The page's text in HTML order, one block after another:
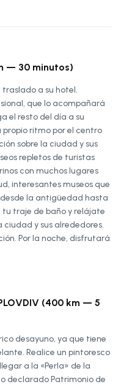
— 30 minutos)
a su hotel.
que lo acompañará
el resto del día a su
propio ritmo por el centro
sobre la ciudad y sus
repletos de turistas
con muchos lugares
interesantes museos que
la antigüedad hasta
tu traje de baño y relájate
ciudad y sus alrededores.
Por la noche, disfrutará
(400 km — 5
desayuno, ya que tiene
Realice un pintoresco
a la «Perla» de la
declarado Patrimonio de